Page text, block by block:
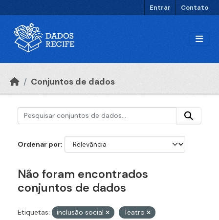
Entrar Contato
Conjuntos de dados
Ordenar por
Não foram encontrados
conjuntos de dados
Etiquetas: inclusão social
Teatro